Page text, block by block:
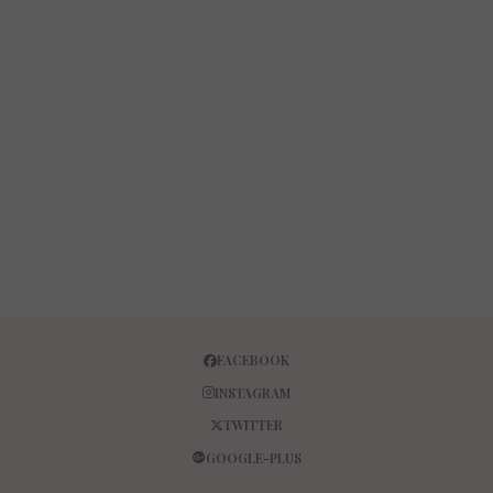
FACEBOOK
INSTAGRAM
TWITTER
GOOGLE-PLUS